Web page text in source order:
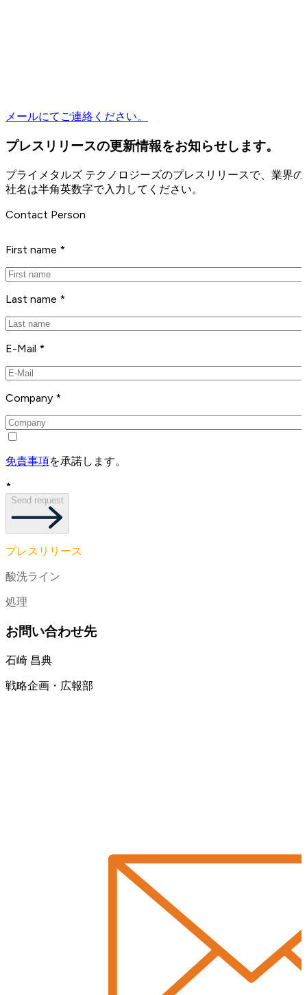
メールにてご連絡ください。
プレスリリースの更新情報をお知らせします。
プライメタルズ テクノロジーズのプレスリリースで、業界
社名は半角英数字で入力してください。
Contact Person
First name *
Last name *
E-Mail *
Company *
免責事項を承諾します。
*
Send request
プレスリリース
酸洗ライン
処理
お問い合わせ先
石崎 昌典
戦略企画・広報部